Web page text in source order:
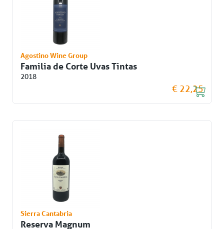
Agostino Wine Group
Familia de Corte Uvas Tintas
2018
€ 22,25
Sierra Cantabria
Reserva Magnum